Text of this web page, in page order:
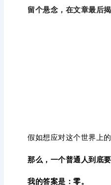
留个悬念，在文章最后揭
假如想应对这个世界上
那么， 一个普通人到底
我的答案是： 零。